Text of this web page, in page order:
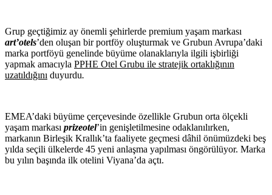
Grup geçtiğimiz ay önemli şehirlerde premium yaşam markası
art’otels’den oluşan bir portföy oluşturmak ve Grubun Avrupa’daki
marka portföyü genelinde büyüme olanaklarıyla ilgili işbirliği
yapmak amacıyla PPHE Otel Grubu ile stratejik ortaklığının
uzatıldığını duyurdu.
EMEA’daki büyüme çerçevesinde özellikle Grubun orta ölçekli
yaşam markası prizeotel’in genişletilmesine odaklanılırken,
markanın Birleşik Krallık’ta faaliyete geçmesi dâhil önümüzdeki beş
yılda seçili ülkelerde 45 yeni anlaşma yapılması öngörülüyor. Marka
bu yılın başında ilk otelini Viyana’da açtı.